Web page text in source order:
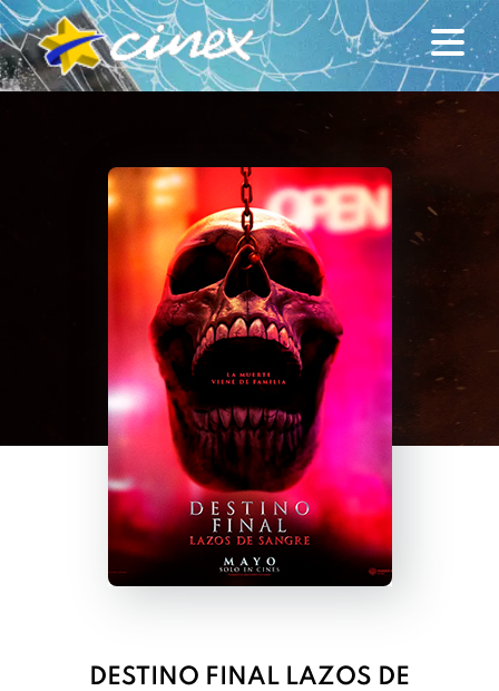
DESTINO FINAL LAZOS DE